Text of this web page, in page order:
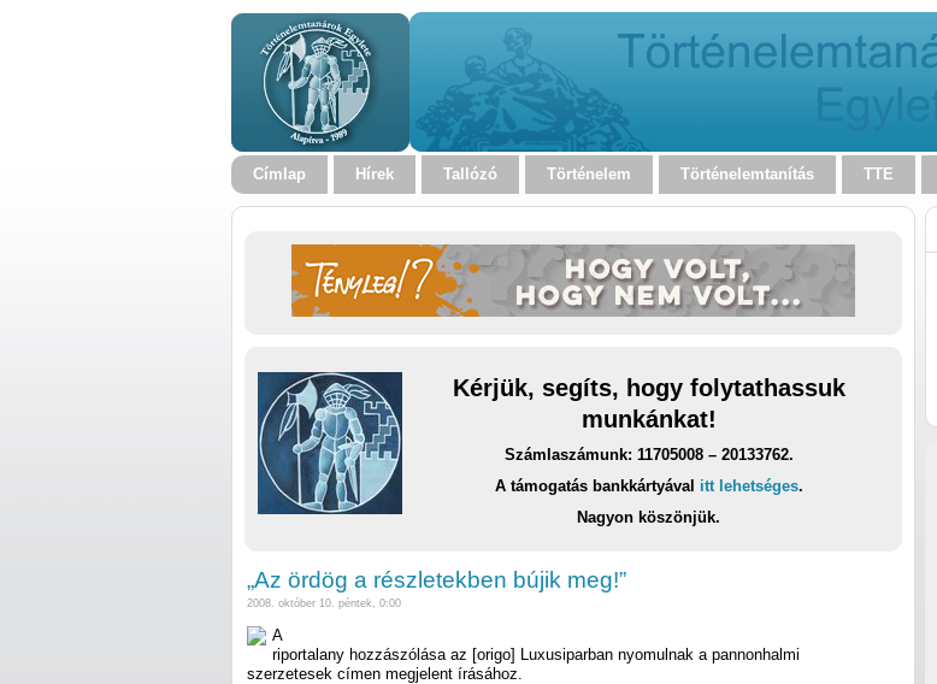
Címlap Hírek Tallózó Történelem Történelemtanítás TTE
Kérjük, segíts, hogy folytathassuk
munkánkat!
Számlaszámunk: 11705008 – 20133762.
A támogatás bankkártyával itt lehetséges.
Nagyon köszönjük.
„Az ördög a részletekben bújik meg!”
2008. október 10. péntek, 0:00
A
riportalany hozzászólása az [origo] Luxusiparban nyomulnak a pannonhalmi
szerzetesek címen megjelent írásához.